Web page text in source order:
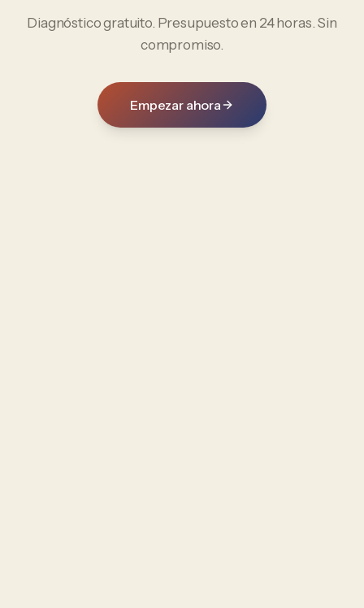
Diagnóstico gratuito. Presupuesto en 24 horas. Sin
compromiso.
Empezar ahora